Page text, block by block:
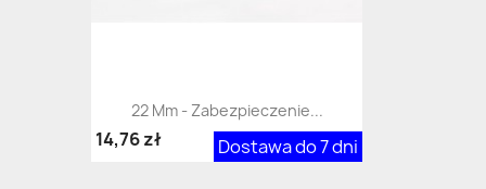
22 Mm - Zabezpieczenie...
Dostawa do 7 dni
14,76 zł